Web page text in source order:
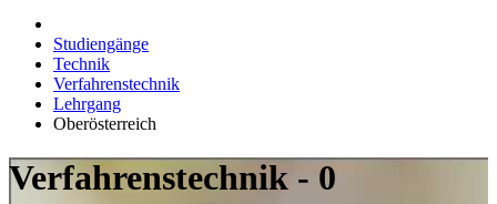
Studiengänge
Technik
Verfahrenstechnik
Lehrgang
Oberösterreich
Verfahrenstechnik - 0